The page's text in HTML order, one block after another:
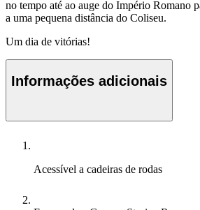
no tempo até ao auge do Império Romano
a uma pequena distância do Coliseu.
Um dia de vitórias!
Informações adicionais
Acessível a cadeiras de rodas